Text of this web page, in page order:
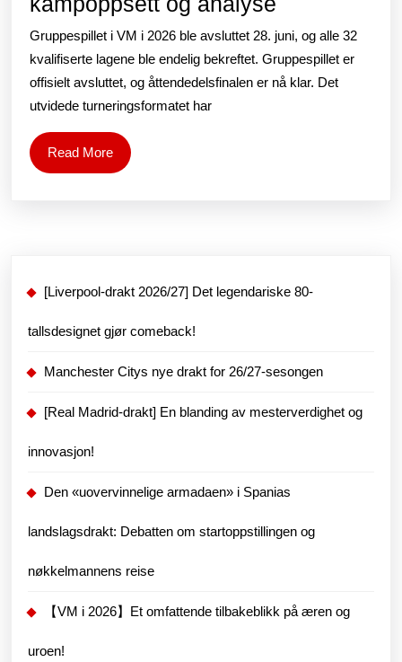
2026:
Lag,
Gruppespillet i VM i 2026 ble avsluttet 28. juni, og alle 32
kvalifiserte lagene ble endelig bekreftet. Gruppespillet er
offisielt avsluttet, og åttendedelsfinalen er nå klar. Det
utvidede turneringsformatet har
Read MoreRead
More
[Liverpool-drakt 2026/27] Det legendariske 80-
tallsdesignet gjør comeback!
Manchester Citys nye drakt for 26/27-sesongen
[Real Madrid-drakt] En blanding av mesterverdighet og
innovasjon!
Den «uovervinnelige armadaen» i Spanias
landslagsdrakt: Debatten om startoppstillingen og
nøkkelmannens reise
【VM i 2026】Et omfattende tilbakeblikk på æren og
uroen!